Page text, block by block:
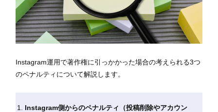
Instagram運用で著作権に引っかかった場合の考えられる3つ
のペナルティについて解説します。
Instagram側からのペナルティ（投稿削除やアカウン